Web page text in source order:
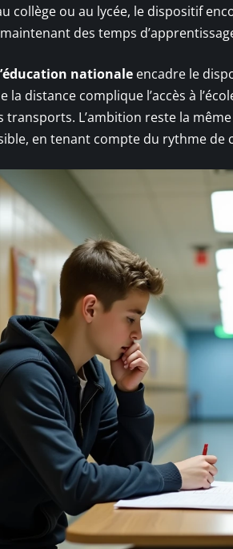
collège ou au lycée, le dispositif
des temps
nationale encadre le
la distance complique l’accès à
transports. L’ambition reste la
en tenant compte du rythme de